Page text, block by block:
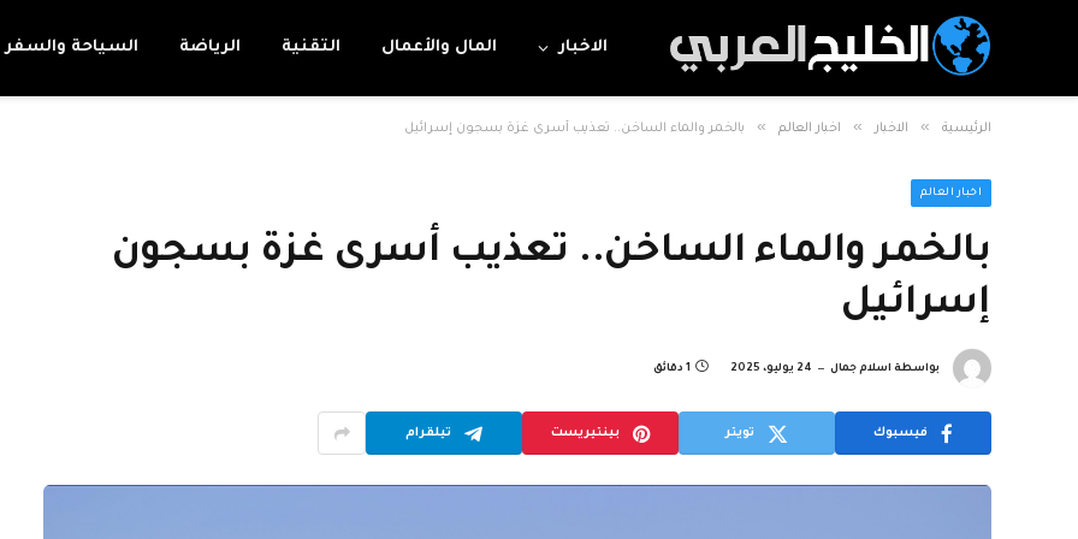
الاخبار المال والأعمال التقنية الرياضة السياحة والسفر
الرئيسية » الاخبار » اخبار العالم » بالخمر والماء الساخن.. تعذيب أسرى غزة بسجون إسرائيل
اخبار العالم
بالخمر والماء الساخن.. تعذيب أسرى غزة بسجون
إسرائيل
بواسطة اسلام جمال 24 يوليو، 2025 1 دقائق
فيسبوك تويتر بينتيريست تيلقرام